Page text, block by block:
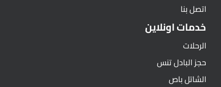
اتصل بنا
خدمات اونلاين
الرحلات
حجز البادل تنس
الشاتل باص